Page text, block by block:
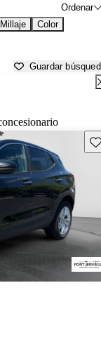
Ordenar
Millaje Color
Guardar